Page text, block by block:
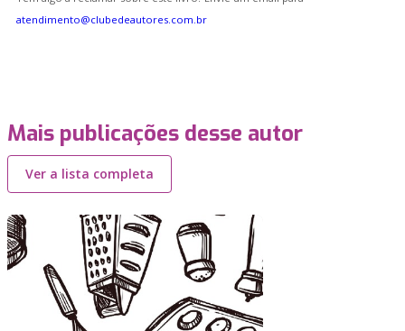
atendimento@clubedeautores.com.br
Mais publicações desse autor
Ver a lista completa